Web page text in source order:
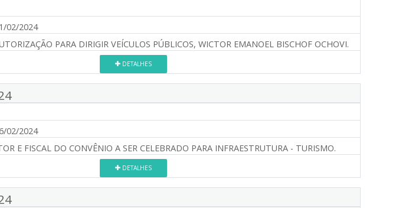
02/2024
PARA DIRIGIR VEÍCULOS PÚBLICOS, WICTOR EMANOEL BISCHOF OCHOVI.
DETALHES
02/2024
E FISCAL DO CONVÊNIO A SER CELEBRADO PARA INFRAESTRUTURA - TURISMO.
DETALHES